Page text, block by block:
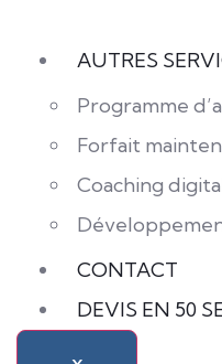
AUTRES
Programme
Forfait
Coaching
CONTACT
DEVIS EN 50